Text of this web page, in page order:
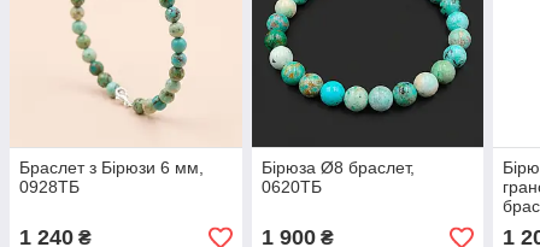
Браслет з Бірюзи 6 мм,
0928ТБ
1 240 ₴
Бірюза Ø8 браслет,
0620ТБ
1 900₴ 1